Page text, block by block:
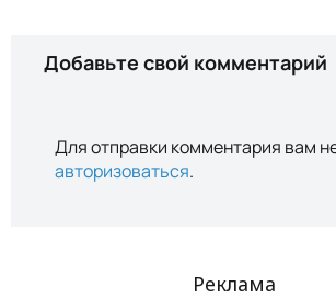
Добавьте свой комментарий
Для отправки комментария вам
авторизоваться.
Реклама